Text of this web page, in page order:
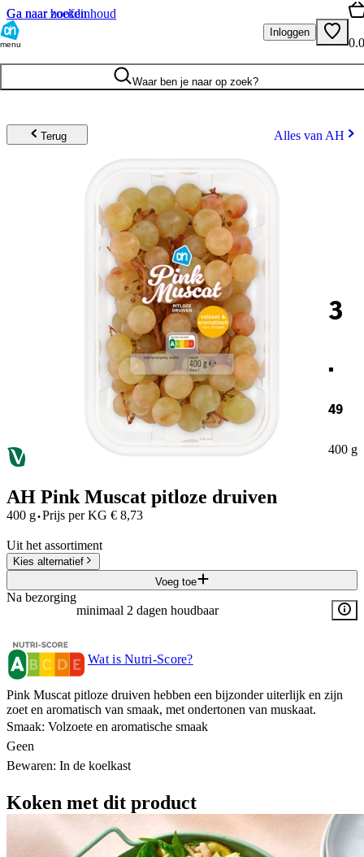
Ga naar hoofdinhoud
Ga naar zoeken
menu
Inloggen
Waar ben je naar op zoek?
Terug Alles van AH
3
.
49
400 g
AH Pink Muscat pitloze druiven
400 g·Prijs per KG € 8,73
Uit het assortiment
Kies alternatief
Voeg toe
Na bezorging
minimaal 2 dagen houdbaar
Wat is Nutri-Score?
Pink Muscat pitloze druiven hebben een bijzonder uiterlijk en zijn
zoet en aromatisch van smaak, met ondertonen van muskaat.
Smaak: Volzoete en aromatische smaak
Geen
Bewaren: In de koelkast
Koken met dit product